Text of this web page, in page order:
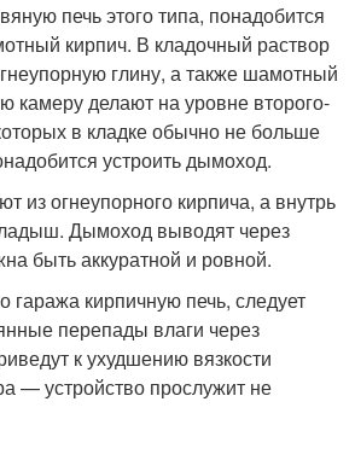
печь этого типа, понадобится
кирпич. В кладочный раствор
глину, а также шамотный
камеру делают на уровне второго-
в кладке обычно не больше
устроить дымоход.
из огнеупорного кирпича, а внутрь
Дымоход выводят через
быть аккуратной и ровной.
гаража кирпичную печь, следует
перепады влаги через
к ухудшению вязкости
— устройство прослужит не